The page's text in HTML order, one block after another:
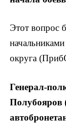
Этот вопрос
округа
Генерал-